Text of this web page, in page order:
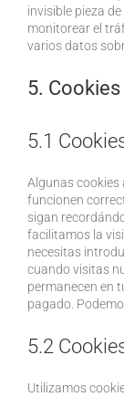
invisible pieza
monitorear el
varios datos
5. Cookies
5.1
Algunas cookies
funcionen
sigan
facilitamos la
necesitas
cuando visitas
permanecen en
pagado.
5.2
Utilizamos